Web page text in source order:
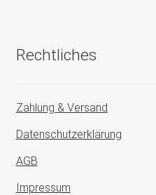
Rechtliches
Zahlung & Versand
Datenschutzerklärung
AGB
Impressum